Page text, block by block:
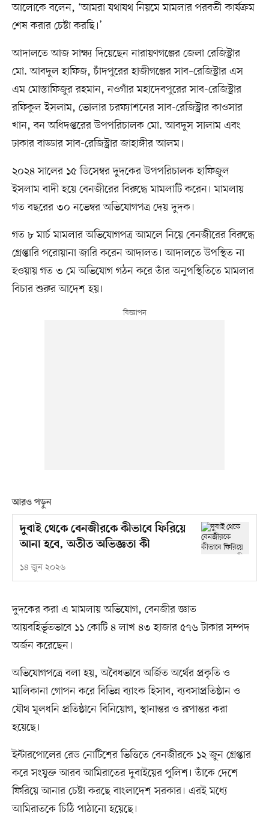
আলোকে বলেন, ‘আমরা যথাযথ নিয়মে মামলার পরবর্তী কার্যক্রম
শেষ করার চেষ্টা করছি।’
আদালতে আজ সাক্ষ্য দিয়েছেন নারায়ণগঞ্জের জেলা রেজিস্ট্রার
মো. আবদুল হাফিজ, চাঁদপুরের হাজীগঞ্জের সাব–রেজিস্ট্রার এস
এম মোস্তাফিজুর রহমান, নওগাঁর মহাদেবপুরের সাব-রেজিস্ট্রার
রফিকুল ইসলাম, ভোলার চরফ্যাশনের সাব-রেজিস্ট্রার কাওসার
খান, বন অধিদপ্তরের উপপরিচালক মো. আবদুস সালাম এবং
ঢাকার বাড্ডার সাব-রেজিস্ট্রার জাহাঙ্গীর আলম।
২০২৪ সালের ১৫ ডিসেম্বর দুদকের উপপরিচালক হাফিজুল
ইসলাম বাদী হয়ে বেনজীরের বিরুদ্ধে মামলাটি করেন। মামলায়
গত বছরের ৩০ নভেম্বর অভিযোগপত্র দেয় দুদক।
গত ৮ মার্চ মামলার অভিযোগপত্র আমলে নিয়ে বেনজীরের বিরুদ্ধে
গ্রেপ্তারি পরোয়ানা জারি করেন আদালত। আদালতে উপস্থিত না
হওয়ায় গত ৩ মে অভিযোগ গঠন করে তাঁর অনুপস্থিতিতে মামলার
বিচার শুরুর আদেশ হয়।
আরও পড়ুন
দুবাই থেকে বেনজীরকে কীভাবে ফিরিয়ে
আনা হবে, অতীত অভিজ্ঞতা কী
১৪ জুন ২০২৬
দুদকের করা এ মামলায় অভিযোগ, বেনজীর জ্ঞাত
আয়বহির্ভূতভাবে ১১ কোটি ৪ লাখ ৪৩ হাজার ৫৭৬ টাকার সম্পদ
অর্জন করেছেন।
অভিযোগপত্রে বলা হয়, অবৈধভাবে অর্জিত অর্থের প্রকৃতি ও
মালিকানা গোপন করে বিভিন্ন ব্যাংক হিসাব, ব্যবসাপ্রতিষ্ঠান ও
যৌথ মূলধনি প্রতিষ্ঠানে বিনিয়োগ, স্থানান্তর ও রূপান্তর করা
হয়েছে।
ইন্টারপোলের রেড নোটিশের ভিত্তিতে বেনজীরকে ১২ জুন গ্রেপ্তার
করে সংযুক্ত আরব আমিরাতের দুবাইয়ের পুলিশ। তাঁকে দেশে
ফিরিয়ে আনার চেষ্টা করছে বাংলাদেশ সরকার। এরই মধ্যে
আমিরাতকে চিঠি পাঠানো হয়েছে।